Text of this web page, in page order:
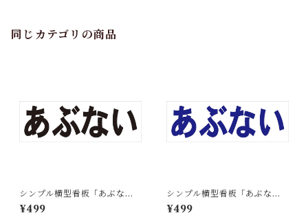
同じカテゴリの商品
シンプル横型看板「あぶない
(黒)」【工場・現場】屋外可
¥499
シンプル横型看板「あぶない
(青)」【工場・現場】屋外可
¥499